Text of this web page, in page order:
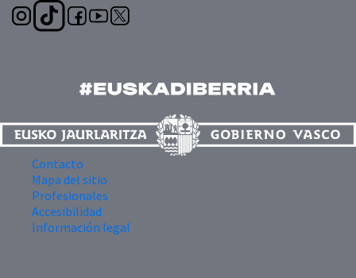
Contacto
Mapa del sitio
Profesionales
Accesibilidad
Información legal